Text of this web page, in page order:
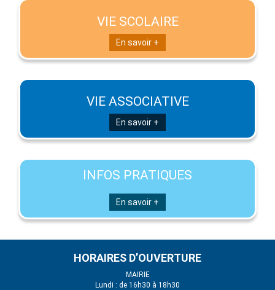
VIE SCOLAIRE
En savoir +
VIE ASSOCIATIVE
En savoir +
INFOS PRATIQUES
En savoir +
HORAIRES D’OUVERTURE
MAIRIE
Lundi : de 16h30 à 18h30